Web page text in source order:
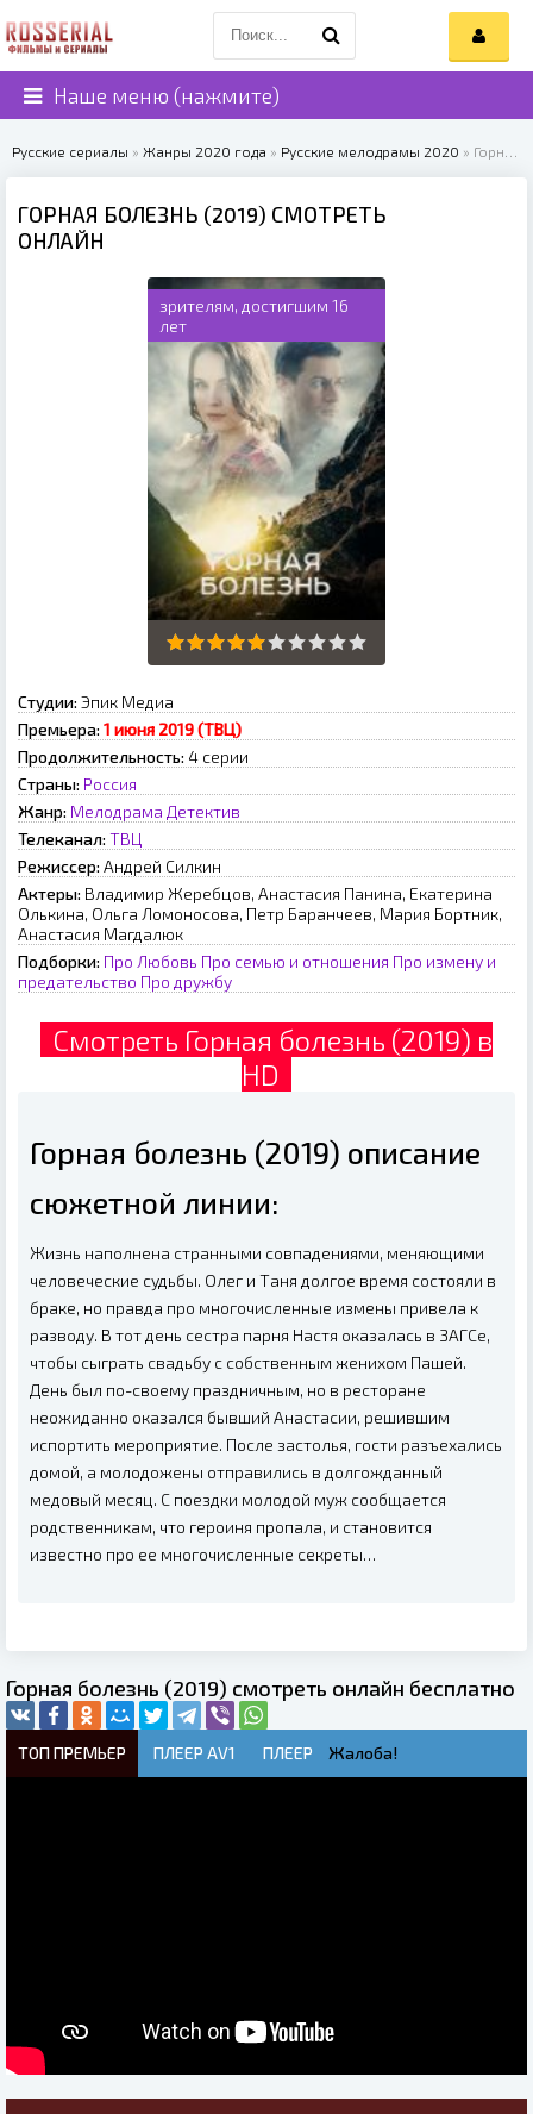
Наше меню (нажмите)
Русские сериалы » Жанры 2020 года » Русские мелодрамы 2020 » Горная болезнь (2019)
ГОРНАЯ БОЛЕЗНЬ (2019) СМОТРЕТЬ
ОНЛАЙН
зрителям, достигшим 16
лет
Студии: Эпик Медиа
Премьера: 1 июня 2019 (ТВЦ)
Продолжительность: 4 серии
Страны: Россия
Жанр: Мелодрама Детектив
Телеканал: ТВЦ
Режиссер: Андрей Силкин
Актеры: Владимир Жеребцов, Анастасия Панина, Екатерина
Олькина, Ольга Ломоносова, Петр Баранчеев, Мария Бортник,
Анастасия Магдалюк
Подборки: Про Любовь Про семью и отношения Про измену и
предательство Про дружбу
Смотреть Горная болезнь (2019) в
HD
Горная болезнь (2019) описание
сюжетной линии:
Жизнь наполнена странными совпадениями, меняющими
человеческие судьбы. Олег и Таня долгое время состояли в
браке, но правда про многочисленные измены привела к
разводу. В тот день сестра парня Настя оказалась в ЗАГСе,
чтобы сыграть свадьбу с собственным женихом Пашей.
День был по-своему праздничным, но в ресторане
неожиданно оказался бывший Анастасии, решившим
испортить мероприятие. После застолья, гости разъехались
домой, а молодожены отправились в долгожданный
медовый месяц. С поездки молодой муж сообщается
родственникам, что героиня пропала, и становится
известно про ее многочисленные секреты…
Горная болезнь (2019) смотреть онлайн бесплатно
ТОП ПРЕМЬЕР ПЛЕЕР AV1 ПЛЕЕР Жалоба!